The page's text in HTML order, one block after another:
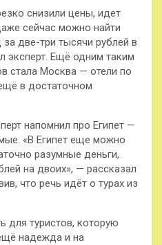
снизили цены, идет
сейчас можно найти
две-три тысячи рублей в
эксперт. Ещё одним таким
стала Москва — отели по
в достаточном
напомнил про Египет —
«В Египет еще можно
разумные деньги,
на двоих», — рассказал
что речь идёт о турах из
для туристов, которую
надежда и на